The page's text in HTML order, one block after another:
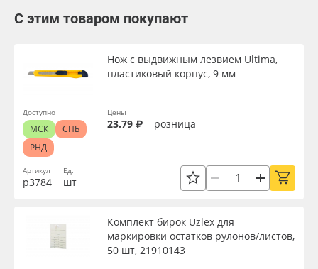
С этим товаром покупают
Артикул
р3784
Нож с выдвижным лезвием Ultima,
пластиковый корпус, 9 мм
Ед.
шт
Цены
23.79 ₽ розница
Доступно
МСК
СПБ
РНД
Комплект бирок Uzlex для
маркировки остатков рулонов/листов,
50 шт, 21910143